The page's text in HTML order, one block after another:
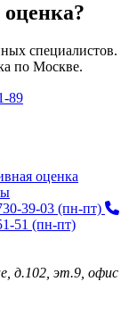
специалистов.
по Москве.
89
оценка
39-03 (пн-пт)
51 (пн-пт)
д.102, эт.9, офис